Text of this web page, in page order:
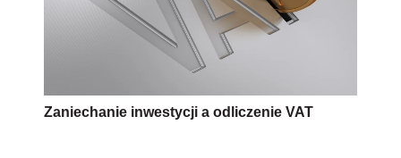
Zaniechanie inwestycji a odliczenie VAT